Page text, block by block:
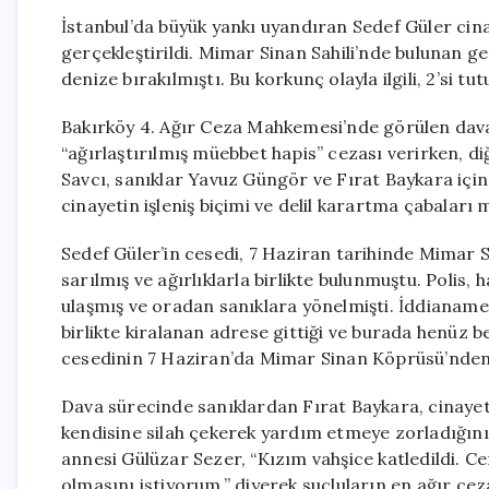
İstanbul’da büyük yankı uyandıran Sedef Güler
gerçekleştirildi. Mimar Sinan Sahili’nde bulunan
denize bırakılmıştı. Bu korkunç olayla ilgili, 2’si
Bakırköy 4. Ağır Ceza Mahkemesi’nde görülen
“ağırlaştırılmış müebbet hapis” cezası verirken,
Savcı, sanıklar Yavuz Güngör ve Fırat Baykara
cinayetin işleniş biçimi ve delil karartma çabaları
Sedef Güler’in cesedi, 7 Haziran tarihinde Mimar
sarılmış ve ağırlıklarla birlikte bulunmuştu.
ulaşmış ve oradan sanıklara yönelmişti.
birlikte kiralanan adrese gittiği ve burada henüz
cesedinin 7 Haziran’da Mimar Sinan
Dava sürecinde sanıklardan Fırat Baykara,
kendisine silah çekerek yardım etmeye
annesi Gülüzar Sezer, “Kızım vahşice katledildi.
olmasını istiyorum.” diyerek suçluların en ağır